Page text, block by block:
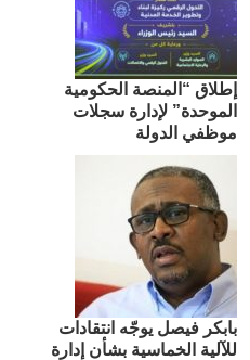
إطلاق “المنصة الحكومية
الموحدة” لإدارة سجلات
موظفي الدولة
بابكر فيصل يوجّه انتقادات
للآلية الخماسية بشأن إدارة